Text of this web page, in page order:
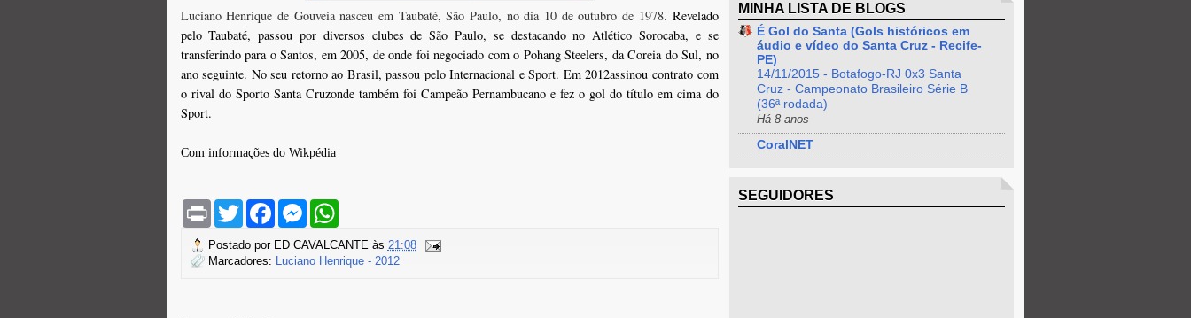
Luciano Henrique de Gouveia nasceu em Taubaté, São Paulo, no dia 10 de outubro de 1978. Revelado
peloTaubaté, passou por diversos clubes deSão Paulo, se destacando no Atlético Sorocaba, e se
transferindo para o Santos, em 2005, de onde foi negociado com o Pohang Steelers, da Coreia do Sul, no
ano seguinte. No seu retorno ao Brasil, passou pelo Internacional e Sport. Em2012assinou contrato com
o rival do Sporto Santa Cruzonde também foi Campeão Pernambucano e fez o gol do título em cima do
Sport.
Com informações do Wikpédia
P
n
t
T
w
t
t
F
e
b
M
s
e
W
t
s
Postado por ED CAVALCANTE às 21:08
Marcadores: Luciano Henrique - 2012
MINHA LISTA DE BLOGS
É Gol do Santa (Gols históricos em
áudio e vídeo do Santa Cruz - Recife-
PE)
14/11/2015 - Botafogo-RJ 0x3 Santa
Cruz - Campeonato Brasileiro Série B
(36ª rodada)
Há 8 anos
CoralNET
SEGUIDORES